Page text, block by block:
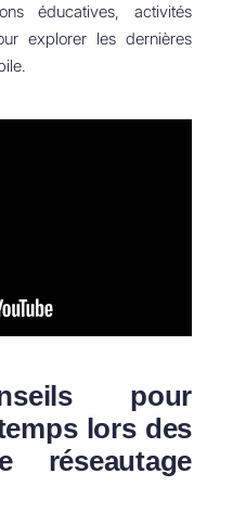
éducatives, activités
explorer les dernières
pour
lors des
réseautage